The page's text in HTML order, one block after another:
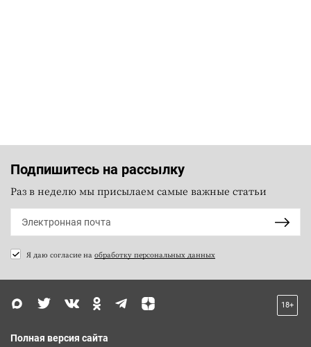
Подпишитесь на рассылку
Раз в неделю мы присылаем самые важные статьи
Я даю согласие на обработку персональных данных
18+
Полная версия сайта